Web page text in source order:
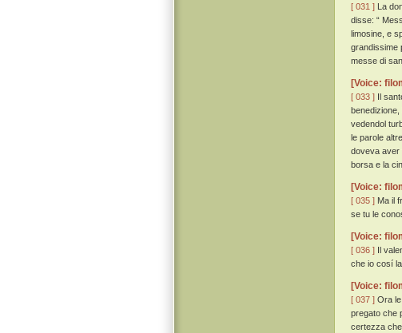
[ 031 ] La
disse: “
limosine, e
grandissime
messe di
[Voice:
[ 033 ] Il
vedendol
le parole
doveva aver
borsa e la
[Voice:
[ 035 ] Ma il
se tu le
[Voice:
[ 036 ] Il
che io cosí
[Voice:
[ 037 ] Ora
pregato che
certezza